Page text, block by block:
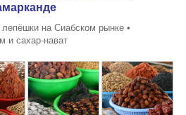
на Сиабском рынке •
и сахар-нават